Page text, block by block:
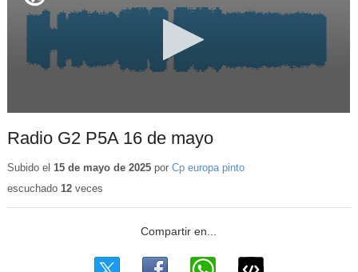
Radio G2 P5A 16 de mayo
Subido el 15 de mayo de 2025por Cp europa pinto
escuchado 12veces